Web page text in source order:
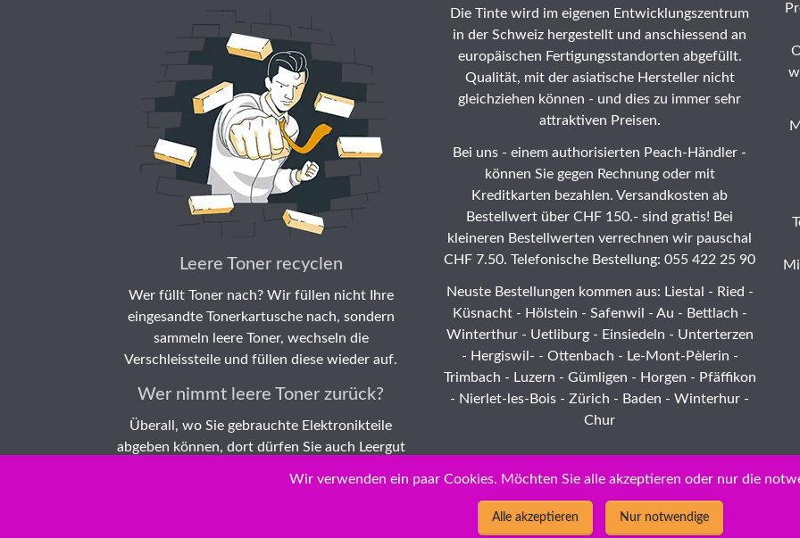
Leere Toner recyclen
Wer füllt Toner nach? Wir füllen nicht Ihre
eingesandte Tonerkartusche nach, sondern
sammeln leere Toner, wechseln die
Verschleissteile und füllen diese wieder auf.
Wer nimmt leere Toner zurück?
Überall, wo Sie gebrauchte Elektronikteile
abgeben können, dort dürfen Sie auch Leergut
Die Tinte wird im eigenen Entwicklungszentrum
in der Schweiz hergestellt und anschiessend an
europäischen Fertigungsstandorten abgefüllt.
Qualität, mit der asiatische Hersteller nicht
gleichziehen können - und dies zu immer sehr
attraktiven Preisen.
Bei uns - einem authorisierten Peach-Händler -
können Sie gegen Rechnung oder mit
Kreditkarten bezahlen. Versandkosten ab
Bestellwert über CHF 150.- sind gratis! Bei
kleineren Bestellwerten verrechnen wir pauschal
CHF 7.50. Telefonische Bestellung: 055 422 25 90
Neuste Bestellungen kommen aus: Liestal - Ried -
Küsnacht - Hölstein - Safenwil - Au - Bettlach -
Winterthur- Uetliburg- Einsiedeln - Unterterzen
- Hergiswil- - Ottenbach - Le-Mont-Pèlerin -
Trimbach - Luzern - Gümligen - Horgen - Pfäffikon
- Nierlet-les-Bois - Zürich - Baden - Winterhur -
Chur
Wir verwenden ein paar Cookies. Möchten Sie alle akzeptieren oder nur die
Alle akzeptieren Nur notwendige